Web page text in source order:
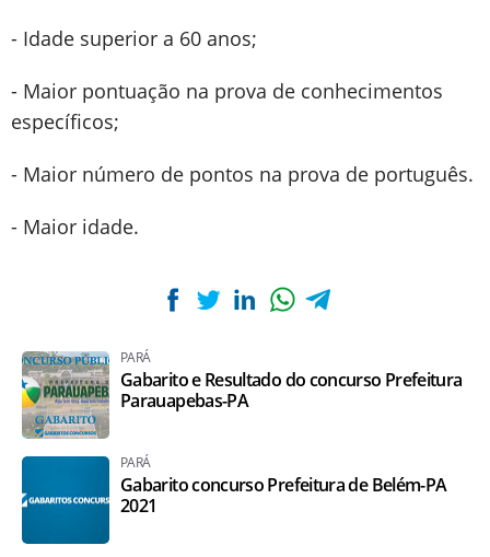
- Idade superior a 60 anos;
- Maior pontuação na prova de conhecimentos
específicos;
- Maior número de pontos na prova de português.
- Maior idade.
PARÁ
Gabarito e Resultado do concurso Prefeitura
Parauapebas-PA
PARÁ
Gabarito concurso Prefeitura de Belém-PA
2021